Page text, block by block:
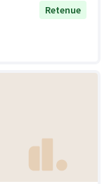
Retenue